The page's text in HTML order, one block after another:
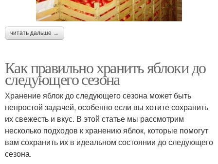
читать дальше →
Как правильно хранить яблоки до
следующего сезона
Хранение яблок до следующего сезона может быть
непростой задачей, особенно если вы хотите сохранить
их свежесть и вкус. В этой статье мы рассмотрим
несколько подходов к хранению яблок, которые помогут
вам сохранить их в идеальном состоянии до следующего
сезона.